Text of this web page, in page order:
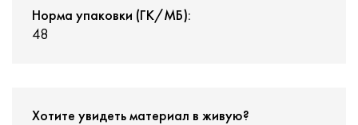
Норма упаковки (ГК/МБ):
48
Хотите увидеть материал в живую?